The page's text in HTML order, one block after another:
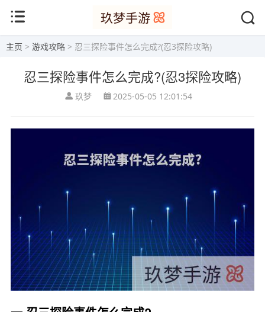
主页 > 游戏攻略 > 忍三探险事件怎么完成?(忍3探险攻略)
忍三探险事件怎么完成?(忍3探险攻略)
玖梦 2025-05-05 12:01:54